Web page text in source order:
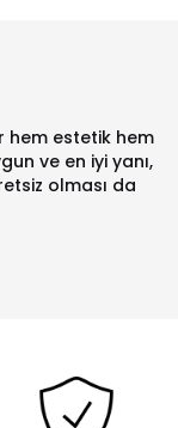
hem estetik hem
ve en iyi yanı,
olması da